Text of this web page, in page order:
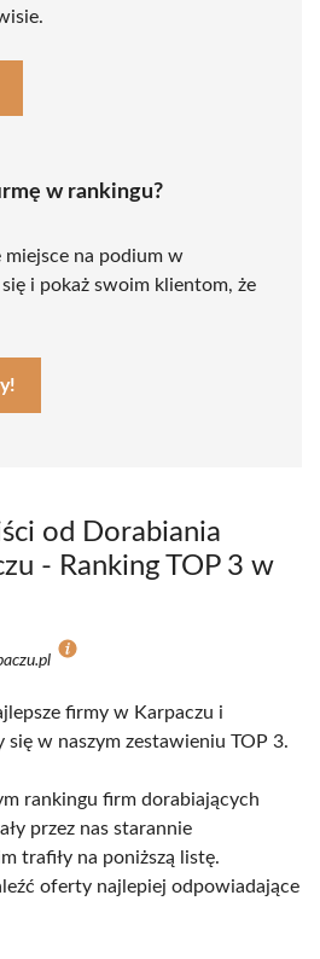
w rankingu?
na podium w
i pokaż swoim klientom, że
od Dorabiania
- Ranking TOP 3 w
firmy w Karpaczu i
się w naszym zestawieniu TOP 3.
rankingu firm dorabiających
przez nas starannie
trafiły na poniższą listę.
oferty najlepiej odpowiadające